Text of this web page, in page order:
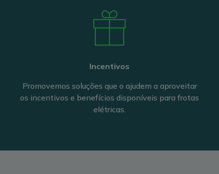
Incentivos
Promovemos soluções que o ajudem a aproveitar
os incentivos e benefícios disponíveis para frotas
elétricas.